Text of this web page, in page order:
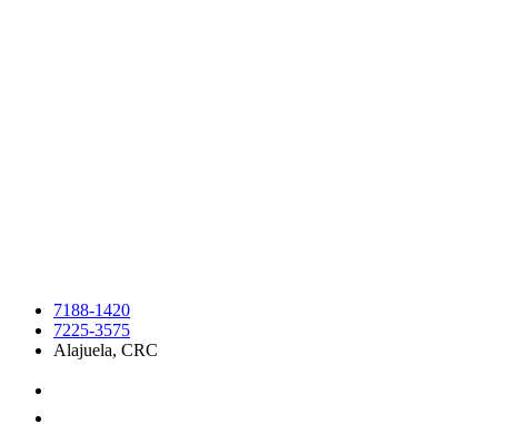
7188-1420
7225-3575
Alajuela, CRC